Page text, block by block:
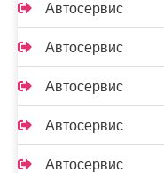
Автосервис
Автосервис
Автосервис
Автосервис
Автосервис